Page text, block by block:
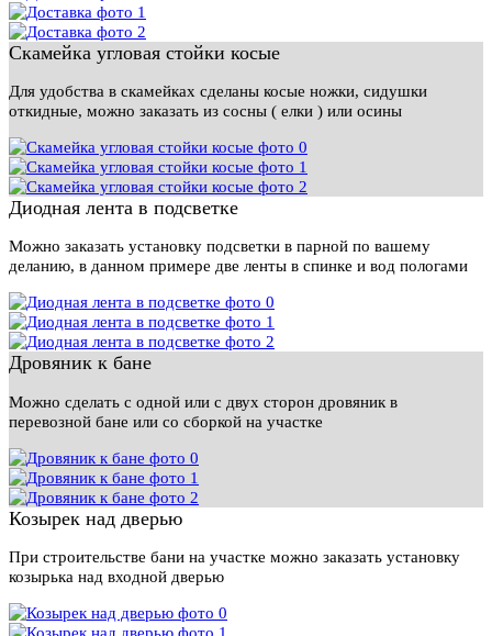
Скамейка угловая стойки косые
Для удобства в скамейках сделаны косые ножки, сидушки
откидные, можно заказать из сосны ( елки ) или осины
Диодная лента в подсветке
Можно заказать установку подсветки в парной по вашему
деланию, в данном примере две ленты в спинке и вод пологами
Дровяник к бане
Можно сделать с одной или с двух сторон дровяник в
перевозной бане или со сборкой на участке
Козырек над дверью
При строительстве бани на участке можно заказать установку
козырька над входной дверью